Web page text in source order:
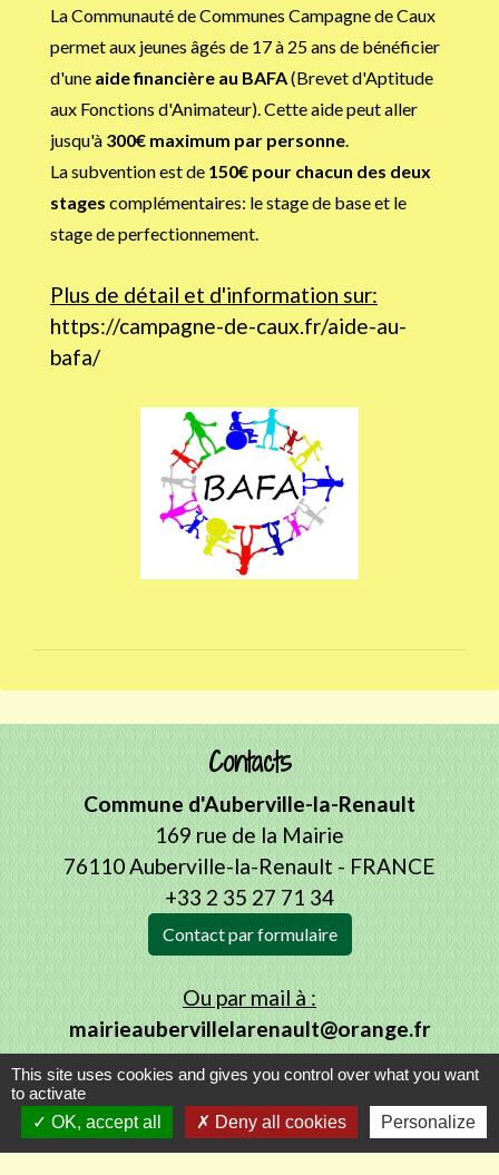
La Communauté de Communes Campagne de Caux
permet aux jeunes âgés de 17 à 25 ans de bénéficier
d'une aide financière au BAFA(Brevet d'Aptitude
aux Fonctions d'Animateur). Cette aide peut aller
jusqu'à 300€ maximum par personne
La subvention est de 150€ pour chacun des deux
stages complémentaires: le stage de base et le
stage de perfectionnement.
Plus de détail et d'information sur:
https://campagne-de-caux.fr/aide-au-
bafa/
Contacts
Commune d'Auberville-la-Renault
169 rue de la Mairie
76110 Auberville-la-Renault - FRANCE
+33 2 35 27 71 34
Contact par formulaire
Ou par mail à :
mairieaubervillelarenault@orange.fr
This site uses cookies and gives you control over what you want
to activate
OK, accept all
Deny all cookies Personalize